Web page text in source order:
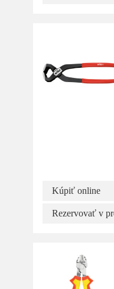
Kúpiť online
Rezervovať v